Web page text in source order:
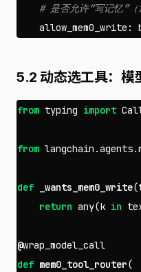
allow_mem0_write :
5.2 动态选工具：
from typing import
from
def _wants_mem0_write(
return any(k in
@wrap_model_call
def mem0_tool_router(